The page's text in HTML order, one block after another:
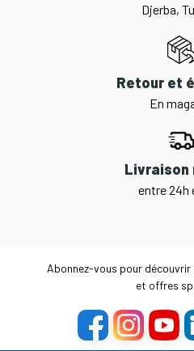
Djerba,
Retour et
En
Livraison
entre 24h
Abonnez-vous pour
et offres